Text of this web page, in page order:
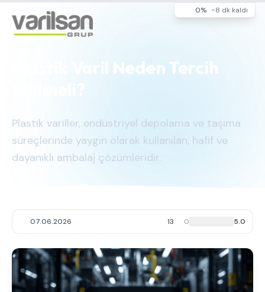
0% ~8 dk kaldı
Plastik Varil Neden Tercih
Plastik variller, endüstriyel depolama ve taşıma
süreçlerinde yaygın olarak kullanılan, hafif ve
dayanıklı ambalaj çözümleridir.
07.06.2026 13 0 5.0